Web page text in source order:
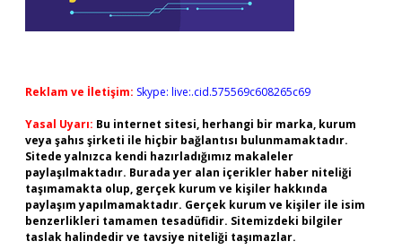
Reklam ve İletişim: Skype: live:.cid.575569c608265c69
Yasal Uyarı: Bu internet sitesi, herhangi bir marka, kurum
veya şahıs şirketi ile hiçbir bağlantısı bulunmamaktadır.
Sitede yalnızca kendi hazırladığımız makaleler
paylaşılmaktadır. Burada yer alan içerikler haber niteliği
taşımamakta olup, gerçek kurum ve kişiler hakkında
paylaşım yapılmamaktadır. Gerçek kurum ve kişiler ile isim
benzerlikleri tamamen tesadüfidir. Sitemizdeki bilgiler
taslak halindedir ve tavsiye niteliği taşımazlar.